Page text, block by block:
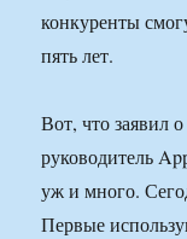
конкуренты
пять лет.
Вот, что заявил
руководитель
уж и много.
Первые